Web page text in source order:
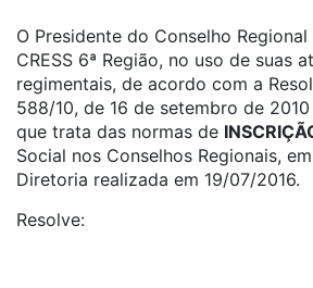
O Presidente do Conselho
CRESS 6ª Região, no uso de suas
regimentais, de acordo com a
588/10, de 16 de setembro de
que trata das normas de
Social nos Conselhos Regionais,
Diretoria realizada em 19/07/2016.
Resolve: